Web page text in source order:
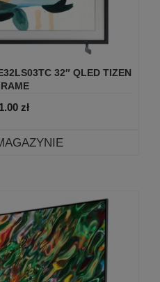
32″ QLED TIZEN
zł